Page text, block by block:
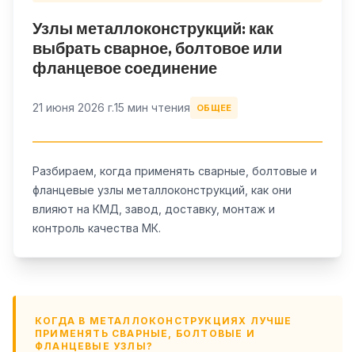
Узлы металлоконструкций: как
выбрать сварное, болтовое или
фланцевое соединение
21 июня 2026 г.15 мин чтения ОБЩЕЕ
Разбираем, когда применять сварные, болтовые и
фланцевые узлы металлоконструкций, как они
влияют на КМД, завод, доставку, монтаж и
контроль качества МК.
КОГДА В МЕТАЛЛОКОНСТРУКЦИЯХ ЛУЧШЕ
ПРИМЕНЯТЬ СВАРНЫЕ, БОЛТОВЫЕ И
ФЛАНЦЕВЫЕ УЗЛЫ?